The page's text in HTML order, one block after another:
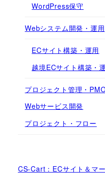
WordPress保守
Webシステム開発・運用
ECサイト構築・運用
越境ECサイト構築・
プロジェクト管理・
Webサービス開発
プロジェクト・フロー
CS-Cart：ECサイト＆マ